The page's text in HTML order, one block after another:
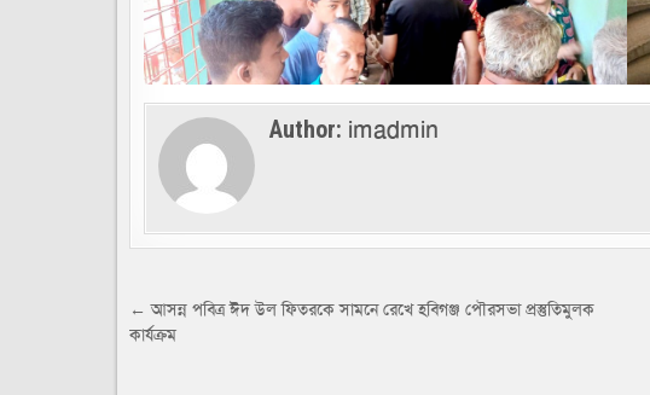
Author: imadmin
Post
navigation
← আসন্ন পবিত্র ঈদ উল ফিতরকে সামনে রেখে হবিগঞ্জ পৌরসভা প্রস্তুতিমুলক
কার্যক্রম